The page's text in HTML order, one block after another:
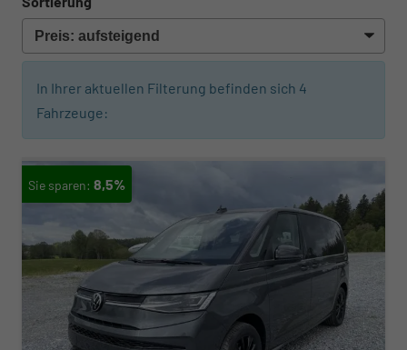
In Ihrer aktuellen Filterung befinden sich 4
Fahrzeuge:
8,5%